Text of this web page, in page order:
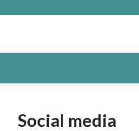
Social media